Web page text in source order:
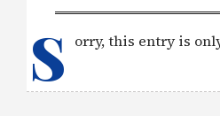
S orry, this entry is